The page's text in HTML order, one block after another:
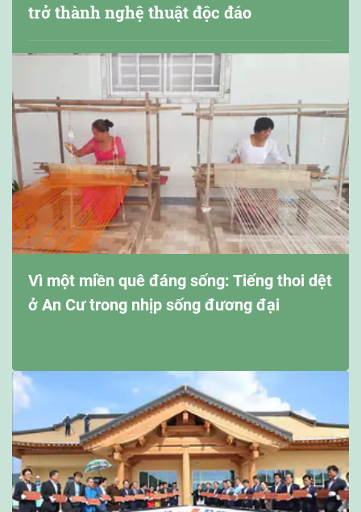
trở thành nghệ thuật độc đáo
Vì một miền quê đáng sống: Tiếng thoi dệt
ở An Cư trong nhịp sống đương đại